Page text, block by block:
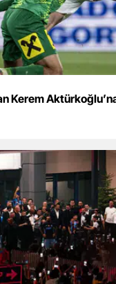
Kırklareli
Kırşehir
Kocaeli
Konya
Malatya
Manisa
Mardin
Muğla
Kerem